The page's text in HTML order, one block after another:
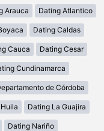
Arauca Dating Atlantico
Dating Caldas
Cauca Dating Cesar
Cundinamarca
de Córdoba
Dating La Guajira
Dating Nariño